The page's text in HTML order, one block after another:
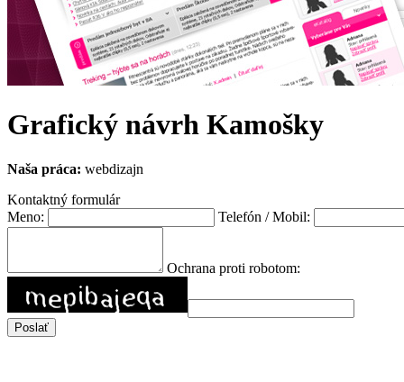
Grafický návrh Kamošky
Naša práca: webdizajn
Kontaktný formulár
Meno:
Telefón / Mobil:
Ochrana proti robotom: